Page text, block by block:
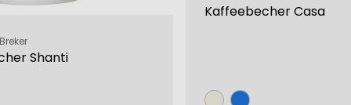
Shanti
Kaffeebecher Casa